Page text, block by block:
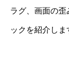
ラグ、画面の
ックを紹介しま